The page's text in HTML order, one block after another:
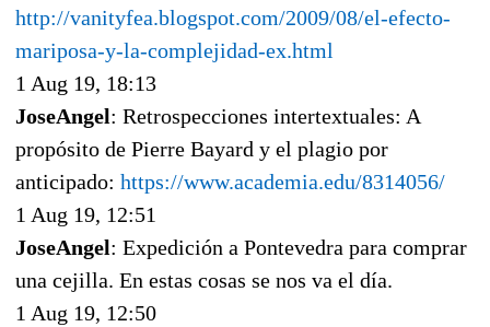
http://vanityfea.blogspot.com/2009/08/el-efecto-
mariposa-y-la-complejidad-ex.html
1 Aug 19, 18:13
JoseAngel: Retrospecciones intertextuales: A
propósito de Pierre Bayard y el plagio por
anticipado: https://www.academia.edu/8314056/
1 Aug 19, 12:51
JoseAngel: Expedición a Pontevedra para comprar
una cejilla. En estas cosas se nos va el día.
1 Aug 19, 12:50